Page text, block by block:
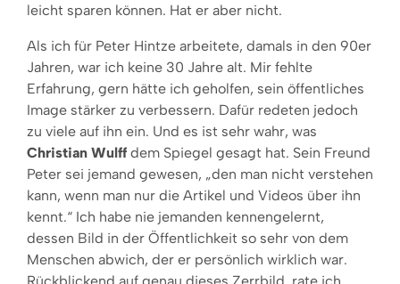
leicht sparen können. Hat er aber nicht.
Als ich für Peter Hintze arbeitete, damals in den 90er
Jahren, war ich keine 30 Jahre alt. Mir fehlte
Erfahrung, gern hätte ich geholfen, sein öffentliches
Image stärker zu verbessern. Dafür redeten jedoch
zu viele auf ihn ein. Und es ist sehr wahr, was
Christian Wulff dem Spiegel gesagt hat. Sein Freund
Peter sei jemand gewesen, „den man nicht verstehen
kann, wenn man nur die Artikel und Videos über ihn
kennt.“ Ich habe nie jemanden kennengelernt,
dessen Bild in der Öffentlichkeit so sehr von dem
Menschen abwich, der er persönlich wirklich war.